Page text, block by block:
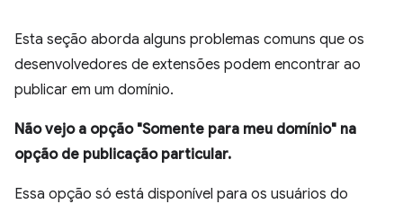
Esta seção aborda alguns problemas comuns que os
desenvolvedores de extensões podem encontrar ao
publicar em um domínio.
Não vejo a opção "Somente para meu domínio" na
opção de publicação particular.
Essa opção só está disponível para os usuários do